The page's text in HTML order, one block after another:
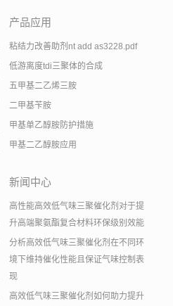
产品应用
粘结力改善助剂nt add as3228.pdf
低游离度tdi三聚体的合成
五甲基二乙烯三胺
二甲基苄胺
甲基单乙醇胺防护措施
甲基二乙醇胺应用
新闻中心
高性能高效低气味三聚催化剂对于提
升高端聚氨酯复合材料环保级别效能
分析高效低气味三聚催化剂在不同环
境下维持催化性能且保证气味控制表
现
高效低气味三聚催化剂如何助力提升